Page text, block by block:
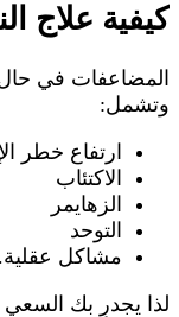
كيفية علاج
وتشمل:
ارتفاع خطر
الاكتئاب
الزهايمر
التوحد
مشاكل عقلية.
لذا يجدر بك